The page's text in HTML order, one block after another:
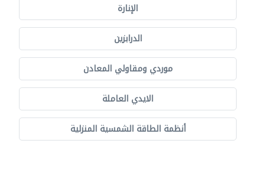
الإنارة
الدرابزين
موردي ومقاولي المعادن
الايدي العاملة
أنظمة الطاقة الشمسية المنزلية